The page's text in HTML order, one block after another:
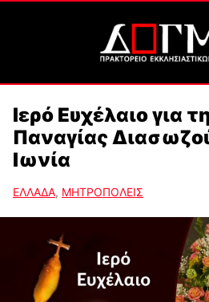
Ιερό Ευχέλαιο για
Παναγίας
Ιωνία
ΕΛΛΑΔΑ, ΜΗΤΡΟΠΟΛΕΙΣ